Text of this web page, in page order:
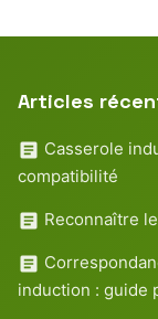
Articles
Casserole
compatibilité
Reconnaître
induction : guide